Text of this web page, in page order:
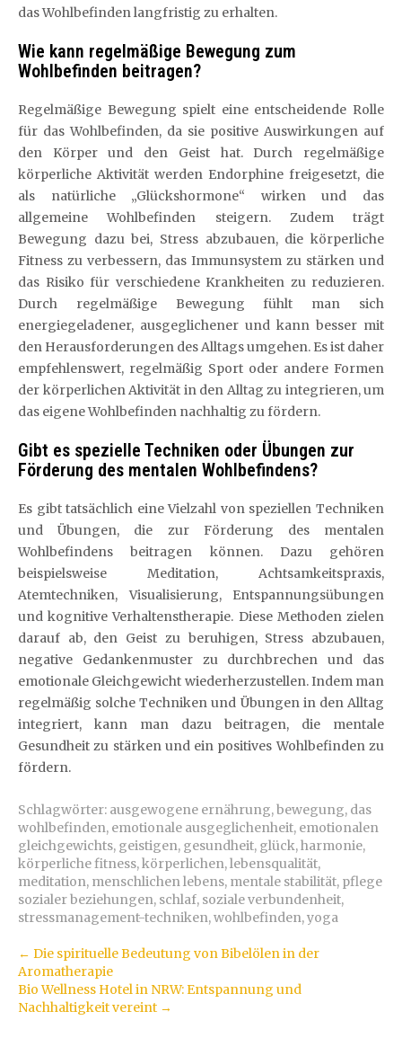
das Wohlbefinden langfristig zu erhalten.
Wie kann regelmäßige Bewegung zum
Wohlbefinden beitragen?
Regelmäßige Bewegung spielt eine entscheidende Rolle
für das Wohlbefinden, da sie positive Auswirkungen auf
den Körper und den Geist hat. Durch regelmäßige
körperliche Aktivität werden Endorphine freigesetzt, die
als natürliche „Glückshormone“ wirken und das
allgemeine Wohlbefinden steigern. Zudem trägt
Bewegung dazu bei, Stress abzubauen, die körperliche
Fitness zu verbessern, das Immunsystem zu stärken und
das Risiko für verschiedene Krankheiten zu reduzieren.
Durch regelmäßige Bewegung fühlt man sich
energiegeladener, ausgeglichener und kann besser mit
den Herausforderungen des Alltags umgehen. Es ist daher
empfehlenswert, regelmäßig Sport oder andere Formen
der körperlichen Aktivität in den Alltag zu integrieren, um
das eigene Wohlbefinden nachhaltig zu fördern.
Gibt es spezielle Techniken oder Übungen zur
Förderung des mentalen Wohlbefindens?
Es gibt tatsächlich eine Vielzahl von speziellen Techniken
und Übungen, die zur Förderung des mentalen
Wohlbefindens beitragen können. Dazu gehören
beispielsweise Meditation, Achtsamkeitspraxis,
Atemtechniken, Visualisierung, Entspannungsübungen
und kognitive Verhaltenstherapie. Diese Methoden zielen
darauf ab, den Geist zu beruhigen, Stress abzubauen,
negative Gedankenmuster zu durchbrechen und das
emotionale Gleichgewicht wiederherzustellen. Indem man
regelmäßig solche Techniken und Übungen in den Alltag
integriert, kann man dazu beitragen, die mentale
Gesundheit zu stärken und ein positives Wohlbefinden zu
fördern.
Schlagwörter: ausgewogene ernährung,bewegung, das
wohlbefinden, emotionale ausgeglichenheit, emotionalen
gleichgewichts, geistigen, gesundheit, glück,harmonie,
körperliche fitness,körperlichen,lebensqualität,
meditation, menschlichen lebens, mentale stabilität, pflege
sozialer beziehungen, schlaf, soziale verbundenheit,
stressmanagement-techniken,wohlbefinden,yoga
Artikel-
Navigation
← Die spirituelle Bedeutung von Bibelölen in der
Aromatherapie
Bio Wellness Hotel in NRW: Entspannung und
Nachhaltigkeit vereint →